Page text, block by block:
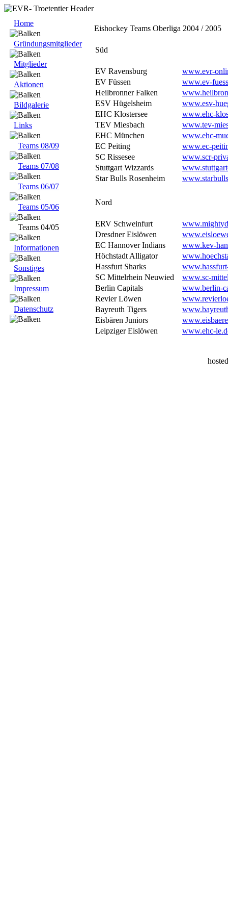
Home
Gründungsmitglieder
Mitglieder
Aktionen
Bildgalerie
Links
Teams 08/09
Teams 07/08
Teams 06/07
Teams 05/06
Teams 04/05
Informationen
Sonstiges
Impressum
Datenschutz
Eishockey Teams Oberliga 2004 / 2005
Süd
EV Ravensburg
EV Füssen
Heilbronner Falken
ESV Hügelsheim
EHC Klostersee
TEV Miesbach
EHC München
EC Peiting
SC Rissesee
Stuttgart Wizzards
Star Bulls Rosenheim
www.evr-
www.ev-
www.esv-
www.ehc-
www.tev-
www.ehc-
www.ec-
www.scr-
Nord
ERV Schweinfurt
Dresdner Eislöwen
EC Hannover Indians
Höchstadt Alligator
Hassfurt Sharks
SC Mittelrhein Neuwied
Berlin Capitals
Revier Löwen
Bayreuth Tigers
Eisbären Juniors
Leipziger Eislöwen
www.kev-
www.sc-
www.berlin-
www.ehc-